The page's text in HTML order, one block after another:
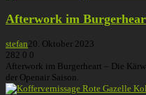
Afterwork im
stefan20. Oktober 2023
282 0 0
Afterwork im Burgerheart – Die
der Openair Saison.